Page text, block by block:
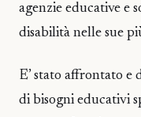
agenzie educative e
disabilità nelle sue
E’ stato affrontato
di bisogni educativi